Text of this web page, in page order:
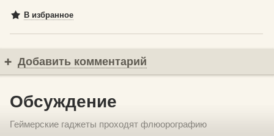
В избранное
Добавить комментарий
Обсуждение
Геймерские гаджеты проходят флюорографию